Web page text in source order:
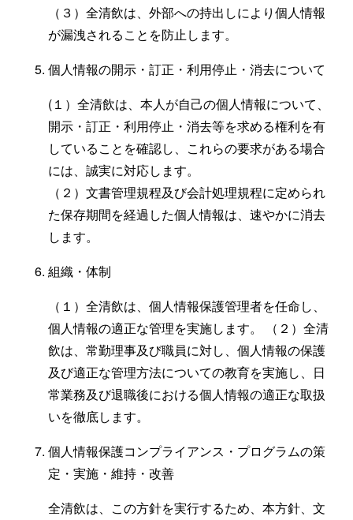
（３）全清飲は、外部への持出しにより個人情報
が漏洩されることを防止します。
個人情報の開示・訂正・利用停止・消去について
(１）全清飲は、本人が自己の個人情報について、
開示・訂正・利用停止・消去等を求める権利を有
していることを確認し、これらの要求がある場合
には、誠実に対応します。
（２）文書管理規程及び会計処理規程に定められ
た保存期間を経過した個人情報は、速やかに消去
します。
組織・体制
（１）全清飲は、個人情報保護管理者を任命し、
個人情報の適正な管理を実施します。 （２）全清
飲は、常勤理事及び職員に対し、個人情報の保護
及び適正な管理方法についての教育を実施し、日
常業務及び退職後における個人情報の適正な取扱
いを徹底します。
個人情報保護コンプライアンス・プログラムの策
定・実施・維持・改善
全清飲は、この方針を実行するため、本方針、文